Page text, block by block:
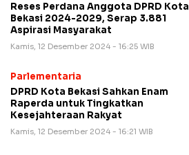
Reses Perdana Anggota DPRD Kota
Bekasi 2024-2029, Serap 3.881
Aspirasi Masyarakat
Kamis, 12 Desember 2024 - 16:25 WIB
Parlementaria
DPRD Kota Bekasi Sahkan Enam
Raperda untuk Tingkatkan
Kesejahteraan Rakyat
Kamis, 12 Desember 2024 - 16:21 WIB